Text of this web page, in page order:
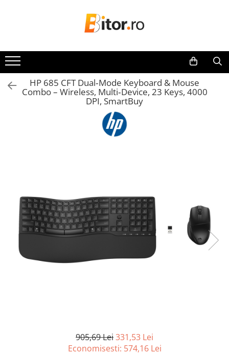
Laptop , PC, Tablete
Laptop-uri
Laptop-uri Gaming
Laptop-uri Workstation
Imprimante & Multifuncționale
Imprimanta Laser Color
Imprimanta Laser Mono
Imprimante Cerneală
Imprimante Matriciale
Consumabile - cerneală
HP 685 CFT Dual‑Mode Keyboard & Mouse
Combo – Wireless, Multi‑Device, 23 Keys, 4000
DPI, SmartBuy
905,69 Lei331,53 Lei
Economisesti: 574,16 Lei